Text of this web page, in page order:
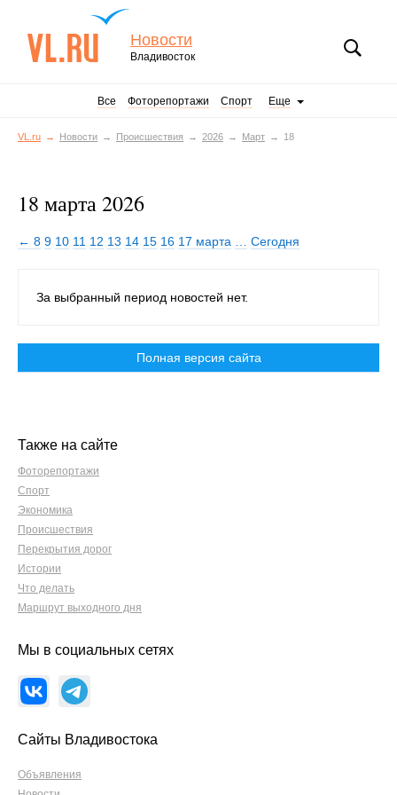
Новости
Владивосток
Все Фоторепортажи Спорт Еще
VL.ru Новости Происшествия 2026 Март 18
18 марта 2026
← 8 9 10 11 12 13 14 15 16 17 марта Сегодня
За выбранный период новостей нет.
Полная версия сайта
Также на сайте
Фоторепортажи
Спорт
Экономика
Происшествия
Перекрытия дорог
Истории
Что делать
Маршрут выходного дня
Мы в социальных сетях
Сайты Владивостока
Объявления